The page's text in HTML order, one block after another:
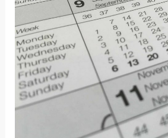
du
droit
de
vote
aux
États-
Unis